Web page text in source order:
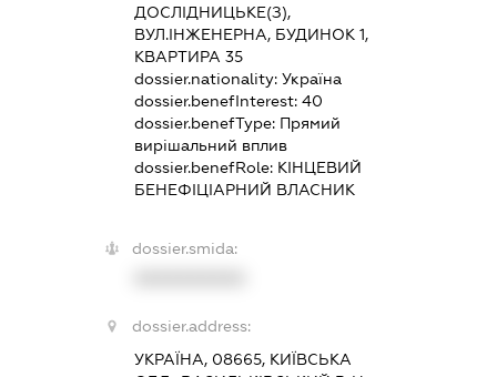
ДОСЛІДНИЦЬКЕ(З),
ВУЛ.ІНЖЕНЕРНА, БУДИНОК 1,
КВАРТИРА 35
dossier.nationality: Україна
dossier.benefInterest: 40
dossier.benefType: Прямий
вирішальний вплив
dossier.benefRole: КІНЦЕВИЙ
БЕНЕФІЦІАРНИЙ ВЛАСНИК
dossier.smida:
dossier.address:
УКРАЇНА, 08665, КИЇВСЬКА